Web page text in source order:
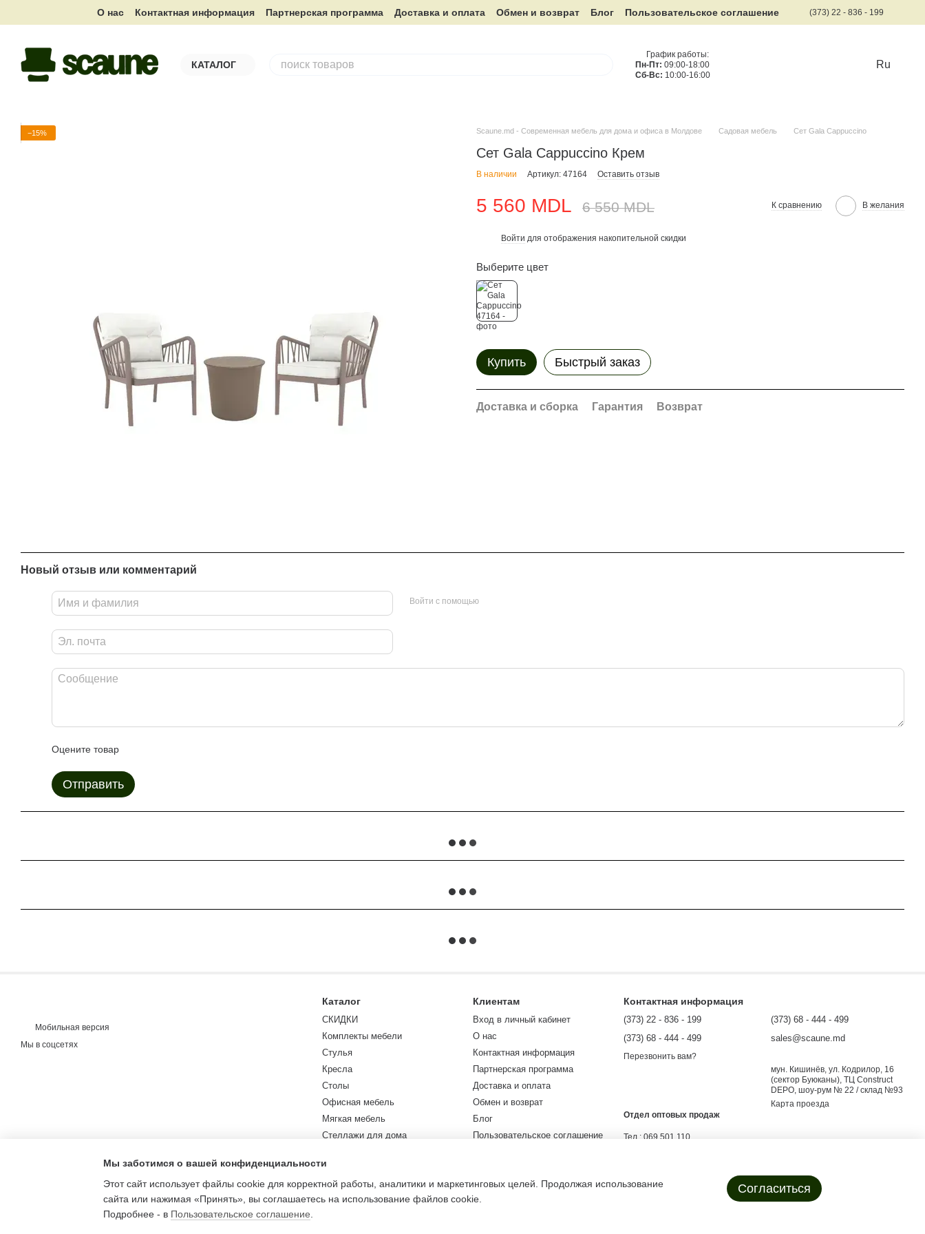
Перейти к основному контенту
О нас Контактная информация Партнерская программа Доставка и оплата Обмен и возврат Блог Пользовательское соглашение (373) 22 - 836 - 199
КАТАЛОГ
График работы:
Пн-Пт: 09:00-18:00
Сб-Вс: 10:00-16:00
Ru
−15% Scaune.md - Современная мебель для дома и офиса в Молдове Садовая мебель Сет Gala Cappuccino
Сет Gala Cappuccino Крем
В наличии Артикул: 47164 Оставить отзыв
5 560 MDL 6 550 MDL К сравнению В желания
Войти для отображения накопительной скидки
Выберите цвет
Купить Быстрый заказ
Доставка и сборка Гарантия Возврат
Новый отзыв или комментарий
Войти с помощью
Оцените товар
Отправить
Мобильная версия
Мы в соцсетях
Каталог
СКИДКИ
Комплекты мебели
Стулья
Кресла
Столы
Офисная мебель
Мягкая мебель
Стеллажи для дома
Садовая мебель
Разное
Клиентам
Вход в личный кабинет
О нас
Контактная информация
Партнерская программа
Доставка и оплата
Обмен и возврат
Блог
Пользовательское соглашение
Контактная информация
(373) 22 - 836 - 199
(373) 68 - 444 - 499
Перезвонить вам?
(373) 68 - 444 - 499
sales@scaune.md
мун. Кишинёв, ул. Кодрилор, 16
(сектор Буюканы), ТЦ Construct
DEPO, шоу-рум № 22 / склад №93
Карта проезда
Отдел оптовых продаж
Тел.: 069 501 110
evgenii.shargorodsky@scaune.md
Мы заботимся о вашей конфиденциальности
Этот сайт использует файлы cookie для корректной работы, аналитики и маркетинговых целей. Продолжая использование
сайта или нажимая «Принять», вы соглашаетесь на использование файлов cookie.
Подробнее - в Пользовательское соглашение
Согласиться